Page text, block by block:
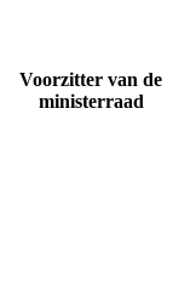
Voorzitter van de
ministerraad